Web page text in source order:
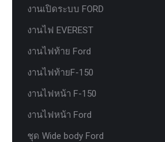
งานเปิดระบบ FORD
งานไฟ EVEREST
งานไฟท้าย Ford
งานไฟท้ายF-150
งานไฟหน้า F-150
งานไฟหน้า Ford
ชุด Wide body Ford